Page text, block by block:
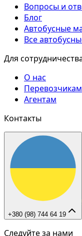
Вопросы и
Блог
Автобусные
Все
Для
О нас
Перевозчикам
Агентам
Контакты
+380 (98) 744 64 19
Следуйте за нами